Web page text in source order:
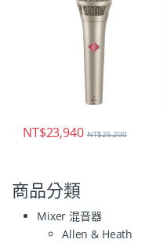
NT$23,940 NT$25,200
商品分類
Mixer 混音器
Allen & Heath